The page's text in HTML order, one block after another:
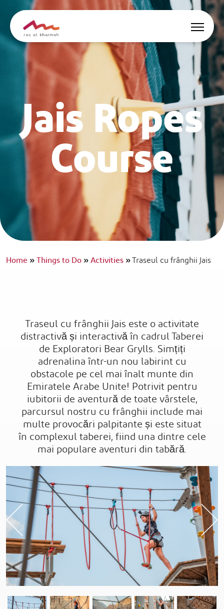
Oferte
Surse de inspirație
Locuri de cazare
Activități
Jais Ropes
Course
Home»Things to Do»Activities»Traseul cu frânghii Jais
Traseul cu frânghii Jais este o activitate
distractivă și interactivă în cadrul Taberei
de Exploratori Bear Grylls. Simțiți
adrenalina într-un nou labirint cu
obstacole pe cel mai înalt munte din
Emiratele Arabe Unite! Potrivit pentru
iubitorii de aventură de toate vârstele,
parcursul nostru cu frânghii include mai
multe provocări palpitante și este situat
în complexul taberei, fiind una dintre cele
mai populare aventuri din tabără.
Previous